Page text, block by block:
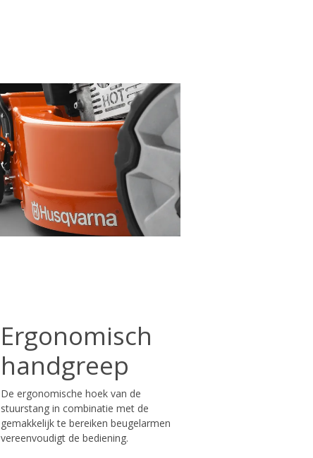
Ergonomisch
handgreep
De ergonomische hoek van de
stuurstang in combinatie met de
gemakkelijk te bereiken beugelarmen
vereenvoudigt de bediening.